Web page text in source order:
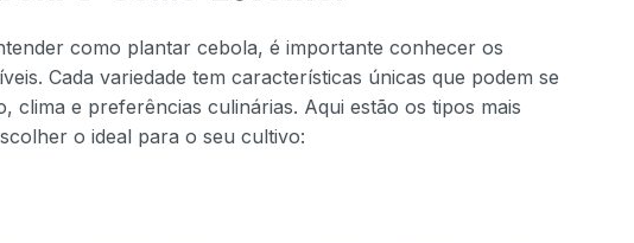
como plantar cebola, é importante conhecer os
Cada variedade tem características únicas que podem se
clima e preferências culinárias. Aqui estão os tipos mais
o ideal para o seu cultivo: